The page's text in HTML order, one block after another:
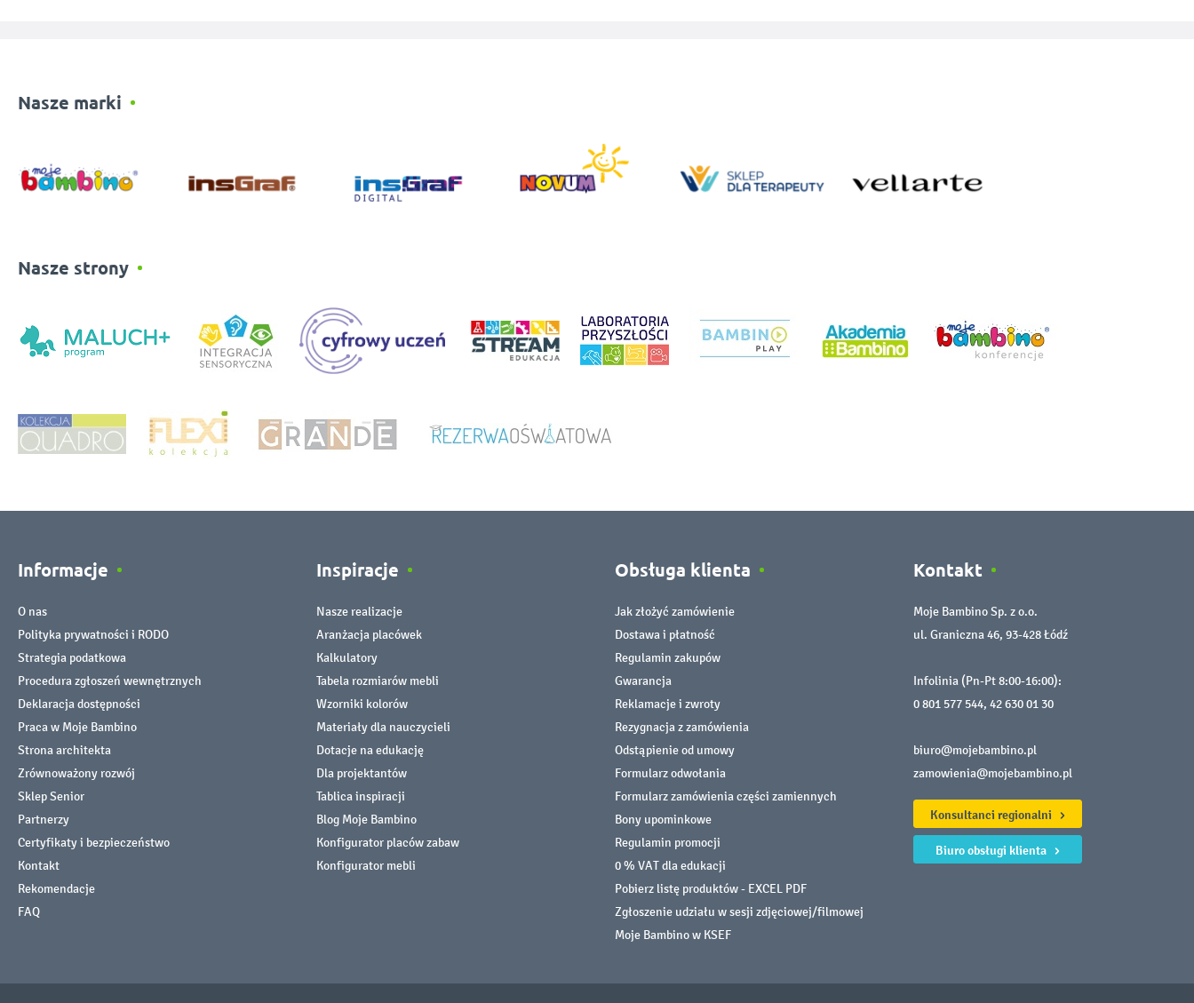
Nasze marki
Nasze strony
Informacje
O nas
Polityka prywatności i RODO
Strategia podatkowa
Procedura zgłoszeń wewnętrznych
Deklaracja dostępności
Praca w Moje Bambino
Strona architekta
Zrównoważony rozwój
Sklep Senior
Partnerzy
Certyfikaty i bezpieczeństwo
Kontakt
Rekomendacje
FAQ
Inspiracje
Nasze realizacje
Aranżacja placówek
Kalkulatory
Tabela rozmiarów mebli
Wzorniki kolorów
Materiały dla nauczycieli
Dotacje na edukację
Dla projektantów
Tablica inspiracji
Blog Moje Bambino
Konfigurator placów zabaw
Konfigurator mebli
Obsługa klienta
Jak złożyć zamówienie
Dostawa i płatność
Regulamin zakupów
Gwarancja
Reklamacje i zwroty
Rezygnacja z zamówienia
Odstąpienie od umowy
Formularz odwołania
Formularz zamówienia części zamiennych
Bony upominkowe
Regulamin promocji
0 % VAT dla edukacji
Pobierz listę produktów - EXCEL PDF
Zgłoszenie udziału w sesji zdjęciowej/filmowej
Moje Bambino w KSEF
Kontakt
Moje Bambino Sp. z o.o.
ul. Graniczna 46, 93-428 Łódź
Infolinia (Pn-Pt 8:00-16:00):
0 801 577 544, 42 630 01 30
biuro@mojebambino.pl
zamowienia@mojebambino.pl
Konsultanci regionalni
Biuro obsługi klienta